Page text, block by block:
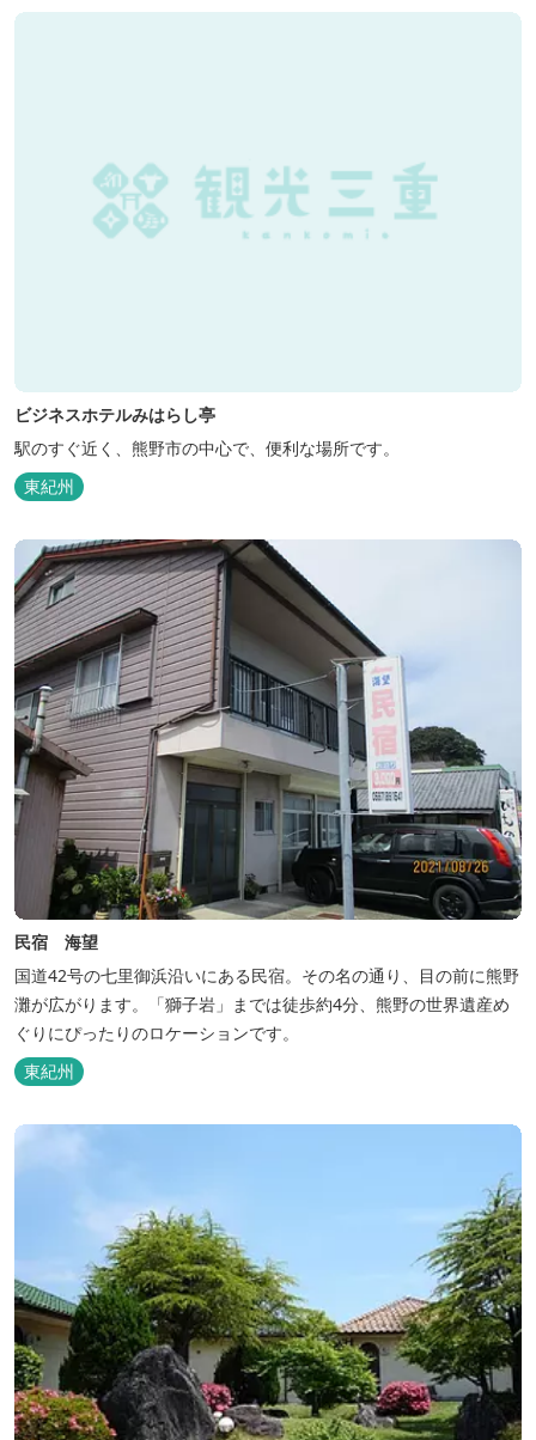
ビジネスホテルみはらし亭
駅のすぐ近く、熊野市の中心で、便利な場所です。
東紀州
民宿 海望
国道42号の七里御浜沿いにある民宿。その名の通り、目の前に熊野
灘が広がります。「獅子岩」までは徒歩約4分、熊野の世界遺産め
ぐりにぴったりのロケーションです。
東紀州